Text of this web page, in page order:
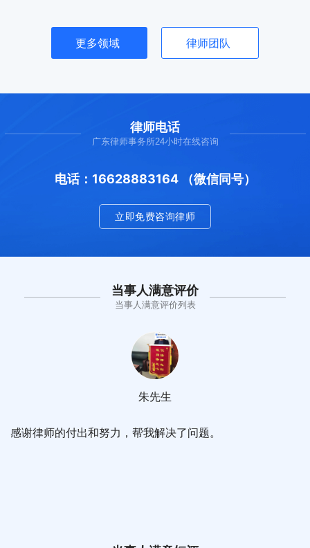
更多领域 律师团队
律师电话
广东律师事务所24小时在线咨询
电话：16628883164 （微信同号）
立即免费咨询律师
当事人满意评价
当事人满意评价列表
感谢律师的付出和努力，帮我解决了问题。
朱先生